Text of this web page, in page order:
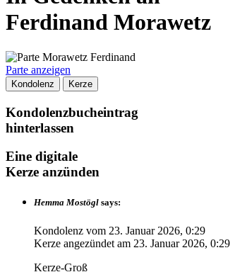
Ferdinand Morawetz
Parte anzeigen
Kondolenz Kerze
Kondolenzbucheintrag
hinterlassen
Eine digitale
Kerze anzünden
Hemma Mostögl says:
Kondolenz vom 23. Januar 2026, 0:29
Kerze angezündet am 23. Januar 2026, 0:29
Kerze-Groß